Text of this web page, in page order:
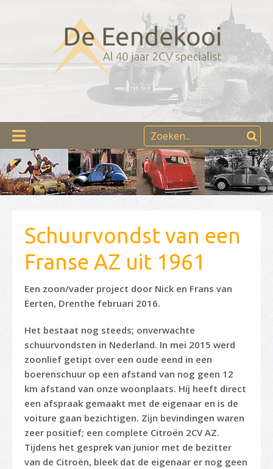
Schuurvondst van een
Franse AZ uit 1961
Een zoon/vader project door Nick en Frans van
Eerten, Drenthe februari 2016.
Het bestaat nog steeds; onverwachte
schuurvondsten in Nederland. In mei 2015 werd
zoonlief getipt over een oude eend in een
boerenschuur op een afstand van nog geen 12
km afstand van onze woonplaats. Hij heeft direct
een afspraak gemaakt met de eigenaar en is de
voiture gaan bezichtigen. Zijn bevindingen waren
zeer positief; een complete Citroën 2CV AZ.
Tijdens het gesprek van junior met de bezitter
van de Citroën, bleek dat de eigenaar er nog geen